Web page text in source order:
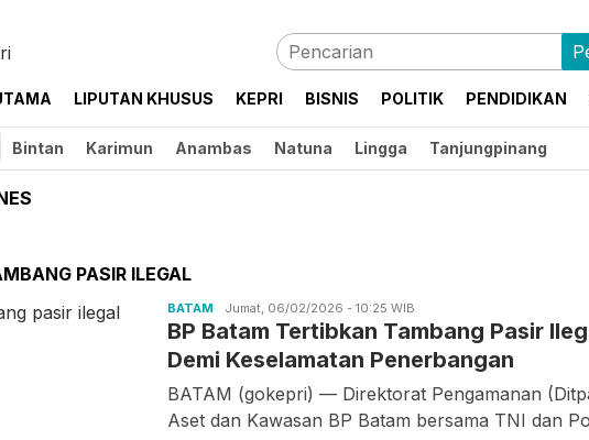
LIPUTAN KHUSUS KEPRI BISNIS POLITIK PENDIDIKAN
Bintan Karimun Anambas Natuna Lingga Tanjungpinang
PASIR ILEGAL
BATAM Candra
Gunawan
Jumat, 06/02/2026 - 10:25 WIB
BP Batam Tertibkan Tambang Pasir
Demi Keselamatan Penerbangan
BATAM (gokepri) — Direktorat Pengamanan
Aset dan Kawasan BP Batam bersama TNI dan